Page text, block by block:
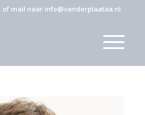
of mail naar info@vanderplaataa.nl.